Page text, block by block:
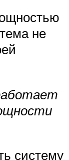
не
систему